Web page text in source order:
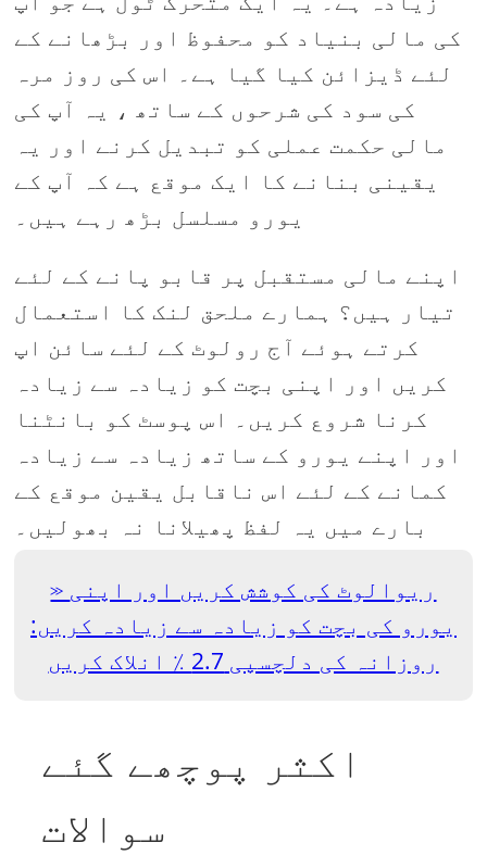
کی مالی بنیاد کو محفوظ اور بڑھانے کے
لئے ڈیزائن کیا گیا ہے۔ اس کی روز مرہ
کی سود کی شرحوں کے ساتھ ، یہ آپ کی
مالی حکمت عملی کو تبدیل کرنے اور یہ
یقینی بنانے کا ایک موقع ہے کہ آپ کے
یورو مسلسل بڑھ رہے ہیں۔
اپنے مالی مستقبل پر قابو پانے کے لئے
تیار ہیں؟ ہمارے ملحق لنک کا استعمال
کرتے ہوئے آج رولوٹ کے لئے سائن اپ
کریں اور اپنی بچت کو زیادہ سے زیادہ
کرنا شروع کریں۔ اس پوسٹ کو بانٹنا
اور اپنے یورو کے ساتھ زیادہ سے زیادہ
کمانے کے لئے اس ناقابل یقین موقع کے
بارے میں یہ لفظ پھیلانا نہ بھولیں۔
ریوالوٹ کی کوشش کریں اور اپنی
یورو کی بچت کو زیادہ سے زیادہ کریں:
روزانہ کی دلچسپی 2.7 ٪ انلاک کریں
اکثر پوچھے گئے
سوالات